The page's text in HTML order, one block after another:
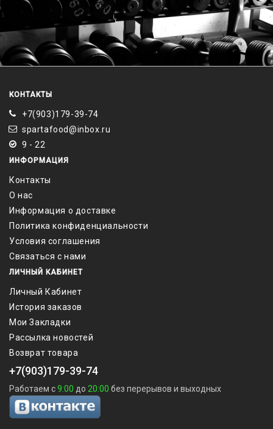
КОНТАКТЫ
+7(903)179-39-74
spartafood@inbox.ru
9 - 22
ИНФОРМАЦИЯ
Контакты
О нас
Информация о доставке
Политика конфиденциальности
Условия соглашения
Связаться с нами
ЛИЧНЫЙ КАБИНЕТ
Личный Кабинет
История заказов
Мои Закладки
Рассылка новостей
Возврат товара
+7(903)179-39-74
Работаем с9:00 до 20:00 без перерывов и выходных